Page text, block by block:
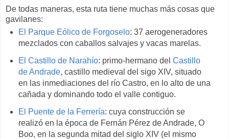
De todas maneras, esta ruta tiene muchas más cosas que
gavilanes:
El Parque Eólico de Forgoselo: 37 aerogeneradores
mezclados con caballos salvajes y vacas marelas.
El Castillo de Narahío: primo-hermano del Castillo
de Andrade, castillo medieval del sigo XIV, situado
en las inmediaciones del río Castro, en lo alto de una
cañada y dominando todo el valle contiguo.
El Puente de la Ferrería: cuya construcción se
realizó en la época de Fernán Pérez de Andrade, O
Boo, en la segunda mitad del siglo XIV (el mismo